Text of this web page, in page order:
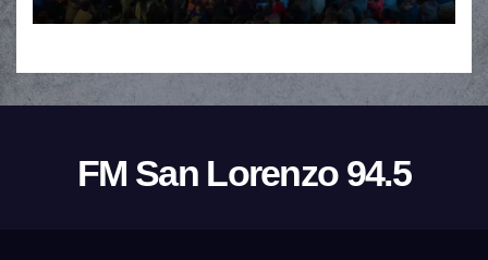
FM San Lorenzo 94.5